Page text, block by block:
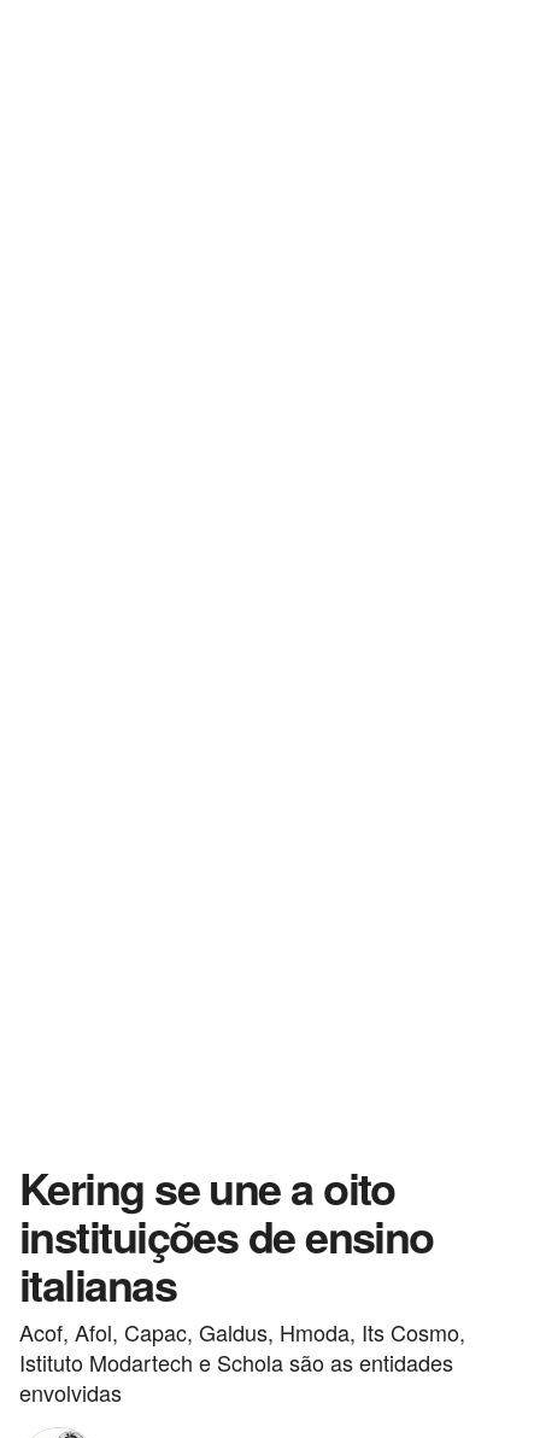
Kering se une a oito
instituições de ensino
italianas
Acof, Afol, Capac, Galdus, Hmoda, Its Cosmo,
Istituto Modartech e Schola são as entidades
envolvidas